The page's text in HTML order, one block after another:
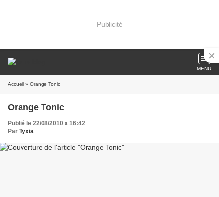
Publicité
MENU
Accueil » Orange Tonic
Orange Tonic
Publié le 22/08/2010 à 16:42
Par Tyxia